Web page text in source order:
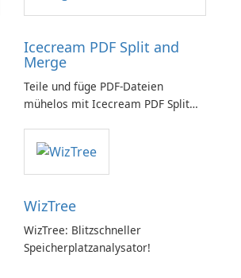
Icecream PDF Split and
Merge
Teile und füge PDF-Dateien
mühelos mit Icecream PDF Split
WizTree
WizTree: Blitzschneller
Speicherplatzanalysator!